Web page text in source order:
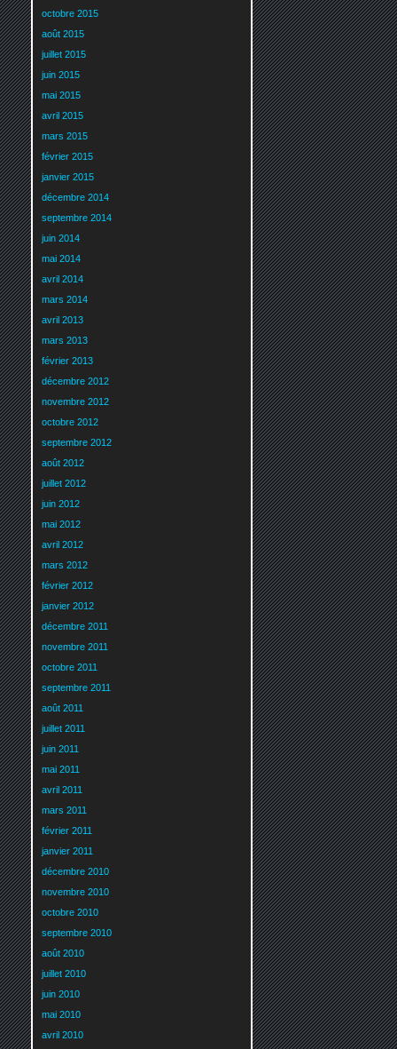
octobre 2015
août 2015
juillet 2015
juin 2015
mai 2015
avril 2015
mars 2015
février 2015
janvier 2015
décembre 2014
septembre 2014
juin 2014
mai 2014
avril 2014
mars 2014
avril 2013
mars 2013
février 2013
décembre 2012
novembre 2012
octobre 2012
septembre 2012
août 2012
juillet 2012
juin 2012
mai 2012
avril 2012
mars 2012
février 2012
janvier 2012
décembre 2011
novembre 2011
octobre 2011
septembre 2011
août 2011
juillet 2011
juin 2011
mai 2011
avril 2011
mars 2011
février 2011
janvier 2011
décembre 2010
novembre 2010
octobre 2010
septembre 2010
août 2010
juillet 2010
juin 2010
mai 2010
avril 2010